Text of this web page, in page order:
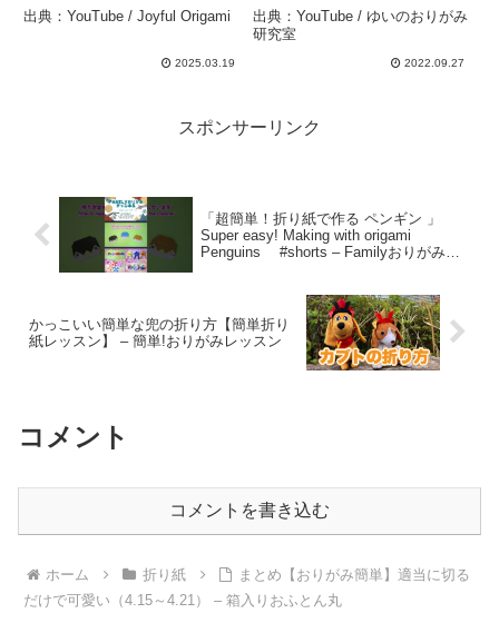
ンギンの作り方 – 簡単なペ
出典：YouTube / Joyful Origami
2025.03.19
室
出典：YouTube / ゆいのおりがみ
研究室
2022.09.27
スポンサーリンク
「超簡単！折り紙で作る ペンギン 」
Super easy! Making with origami
Penguins #shorts – Familyおりがみチ
かっこいい簡単な兜の折り方【簡単折り
紙レッスン】 – 簡単!おりがみレッスン
コメント
コメントを書き込む
ホーム 折り紙
まとめ【おりがみ簡単】適当に切る
だけで可愛い（4.15～4.21） – 箱入りおふとん丸